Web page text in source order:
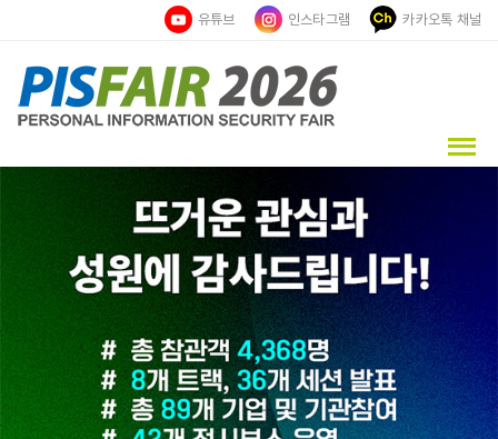
유튜브 인스타그램 카카오톡 채널
제15회 개인정보
보호페어 & CPO